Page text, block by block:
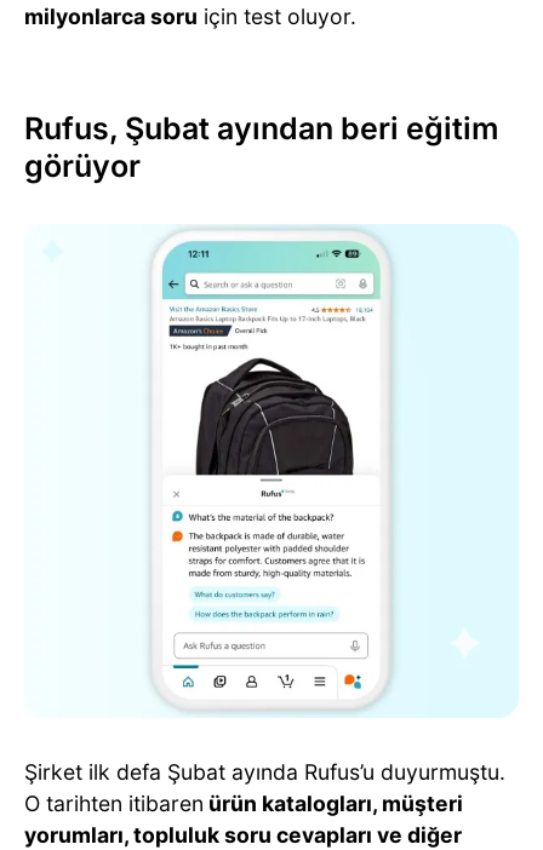
milyonlarca soru için test oluyor.
Rufus, Şubat ayından beri eğitim
görüyor
Şirket ilk defa Şubat ayında Rufus’u duyurmuştu.
O tarihten itibaren ürün katalogları, müşteri
yorumları, topluluk soru cevapları ve diğer